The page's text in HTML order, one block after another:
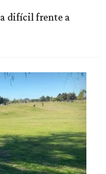
difícil frente a